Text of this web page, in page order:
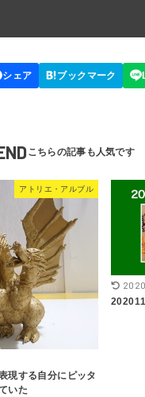
アトリエ・アルブル
現する自分にピッタ
いた